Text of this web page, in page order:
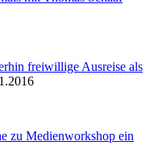
freiwillige Ausreise als
zu Medienworkshop ein